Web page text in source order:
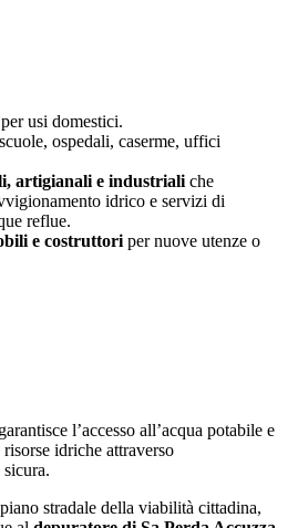
per usi domestici.
ospedali, caserme, uffici
artigianali e industriali che
idrico e servizi di
reflue.
e costruttori per nuove utenze o
l’accesso all’acqua potabile e
idriche attraverso
stradale della viabilità cittadina,